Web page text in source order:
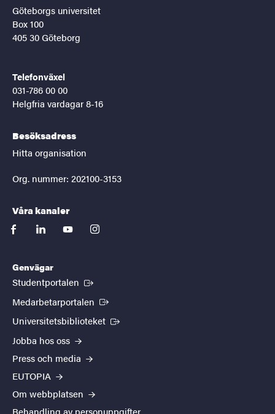
Göteborgs universitet
Box 100
405 30 Göteborg
Telefonväxel
031-786 00 00
Helgfria vardagar 8-16
Besöksadress
Hitta organisation
Org. nummer: 202100-3153
Våra kanaler
facebooklinkedinyoutubeinstagram
Genvägar
Studentportalen (Extern länk)
Medarbetarportalen (Extern länk)
Universitetsbiblioteket (Extern länk)
Jobba hos oss
Press och media
EUTOPIA
Om webbplatsen
Behandling av personuppgifter